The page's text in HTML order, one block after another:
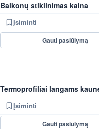
Balkonų stiklinimas kaina
Įsiminti
Gauti pasiūlymą
Termoprofiliai langams
Įsiminti
Gauti pasiūlymą